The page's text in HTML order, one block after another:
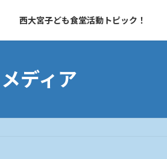
西大宮子ども食堂活動トピック！
メディア